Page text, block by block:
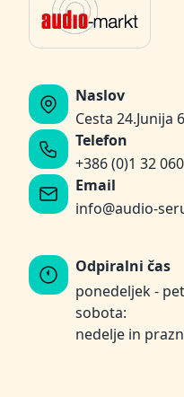
Naslov
Cesta 24.Junija
Telefon
+386 (0)1 32
Email
info@audio-
Odpiralni čas
ponedeljek -
sobota:
nedelje in